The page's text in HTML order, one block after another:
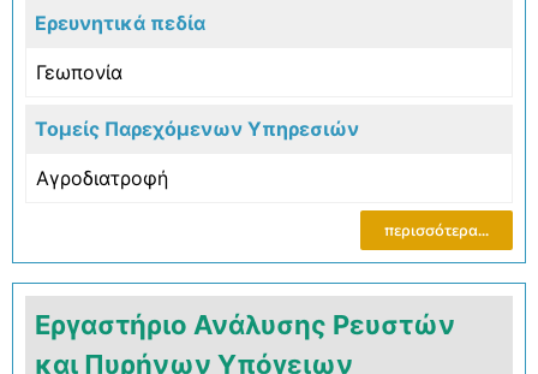
Ερευνητικά πεδία
Γεωπονία
Τομείς Παρεχόμενων Υπηρεσιών
Αγροδιατροφή
περισσότερα...
Εργαστήριο Ανάλυσης Ρευστών
και Πυρήνων Υπόγειων